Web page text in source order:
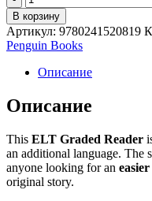
В корзину
Артикул: 9780241520819
Penguin Books
Описание
Описание
This ELT Graded Reader
an additional language. The
anyone looking for an
original story.